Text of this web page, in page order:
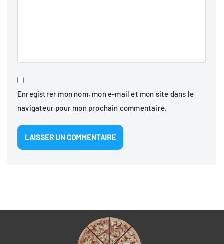
Enregistrer mon nom, mon e-mail et mon site dans le
navigateur pour mon prochain commentaire.